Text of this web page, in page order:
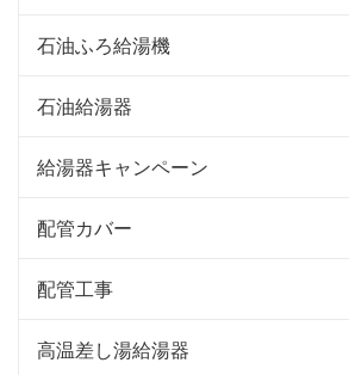
石油ふろ給湯機
石油給湯器
給湯器キャンペーン
配管カバー
配管工事
高温差し湯給湯器